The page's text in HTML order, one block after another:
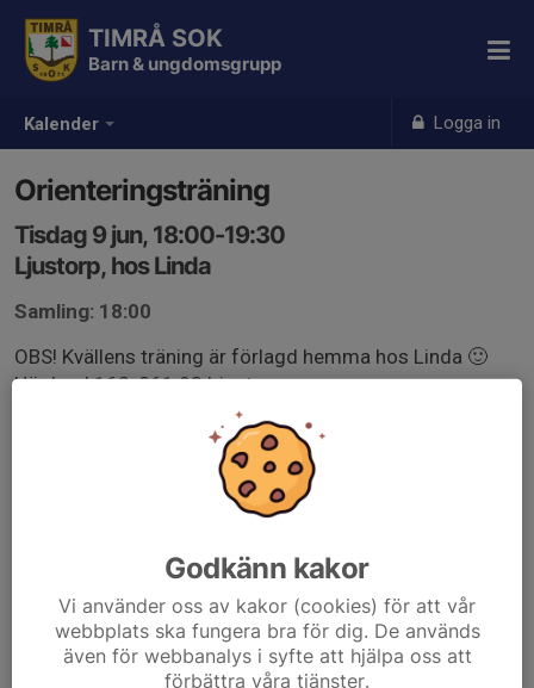
Kalender Logga in
TIMRÅ SOK
Barn & ungdomsgrupp
Orienteringsträning
Tisdag 9 jun, 18:00-19:30
Ljustorp, hos Linda
Samling: 18:00
OBS! Kvällens träning är förlagd hemma hos Linda 🙂
Högland 163, 861 93 Ljustorp
Godkänn kakor
Vi använder oss av kakor (cookies) för att vår
webbplats ska fungera bra för dig. De används
även för webbanalys i syfte att hjälpa oss att
förbättra våra tjänster.